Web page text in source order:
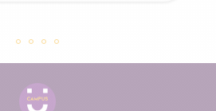
Slide 97617 sur 4
Slide 96656 sur 4
Slide 90556 sur 4
Slide 14927 sur 4